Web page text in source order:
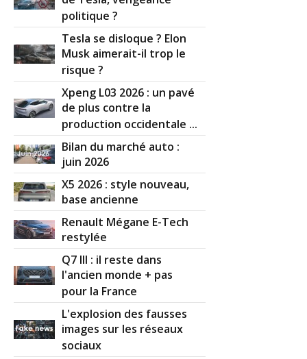
politique ?
Tesla se disloque ? Elon
Musk aimerait-il trop le
risque ?
Xpeng L03 2026 : un pavé
de plus contre la
production occidentale ...
Bilan du marché auto :
juin 2026
X5 2026 : style nouveau,
base ancienne
Renault Mégane E-Tech
restylée
Q7 III : il reste dans
l'ancien monde + pas
pour la France
L'explosion des fausses
images sur les réseaux
sociaux